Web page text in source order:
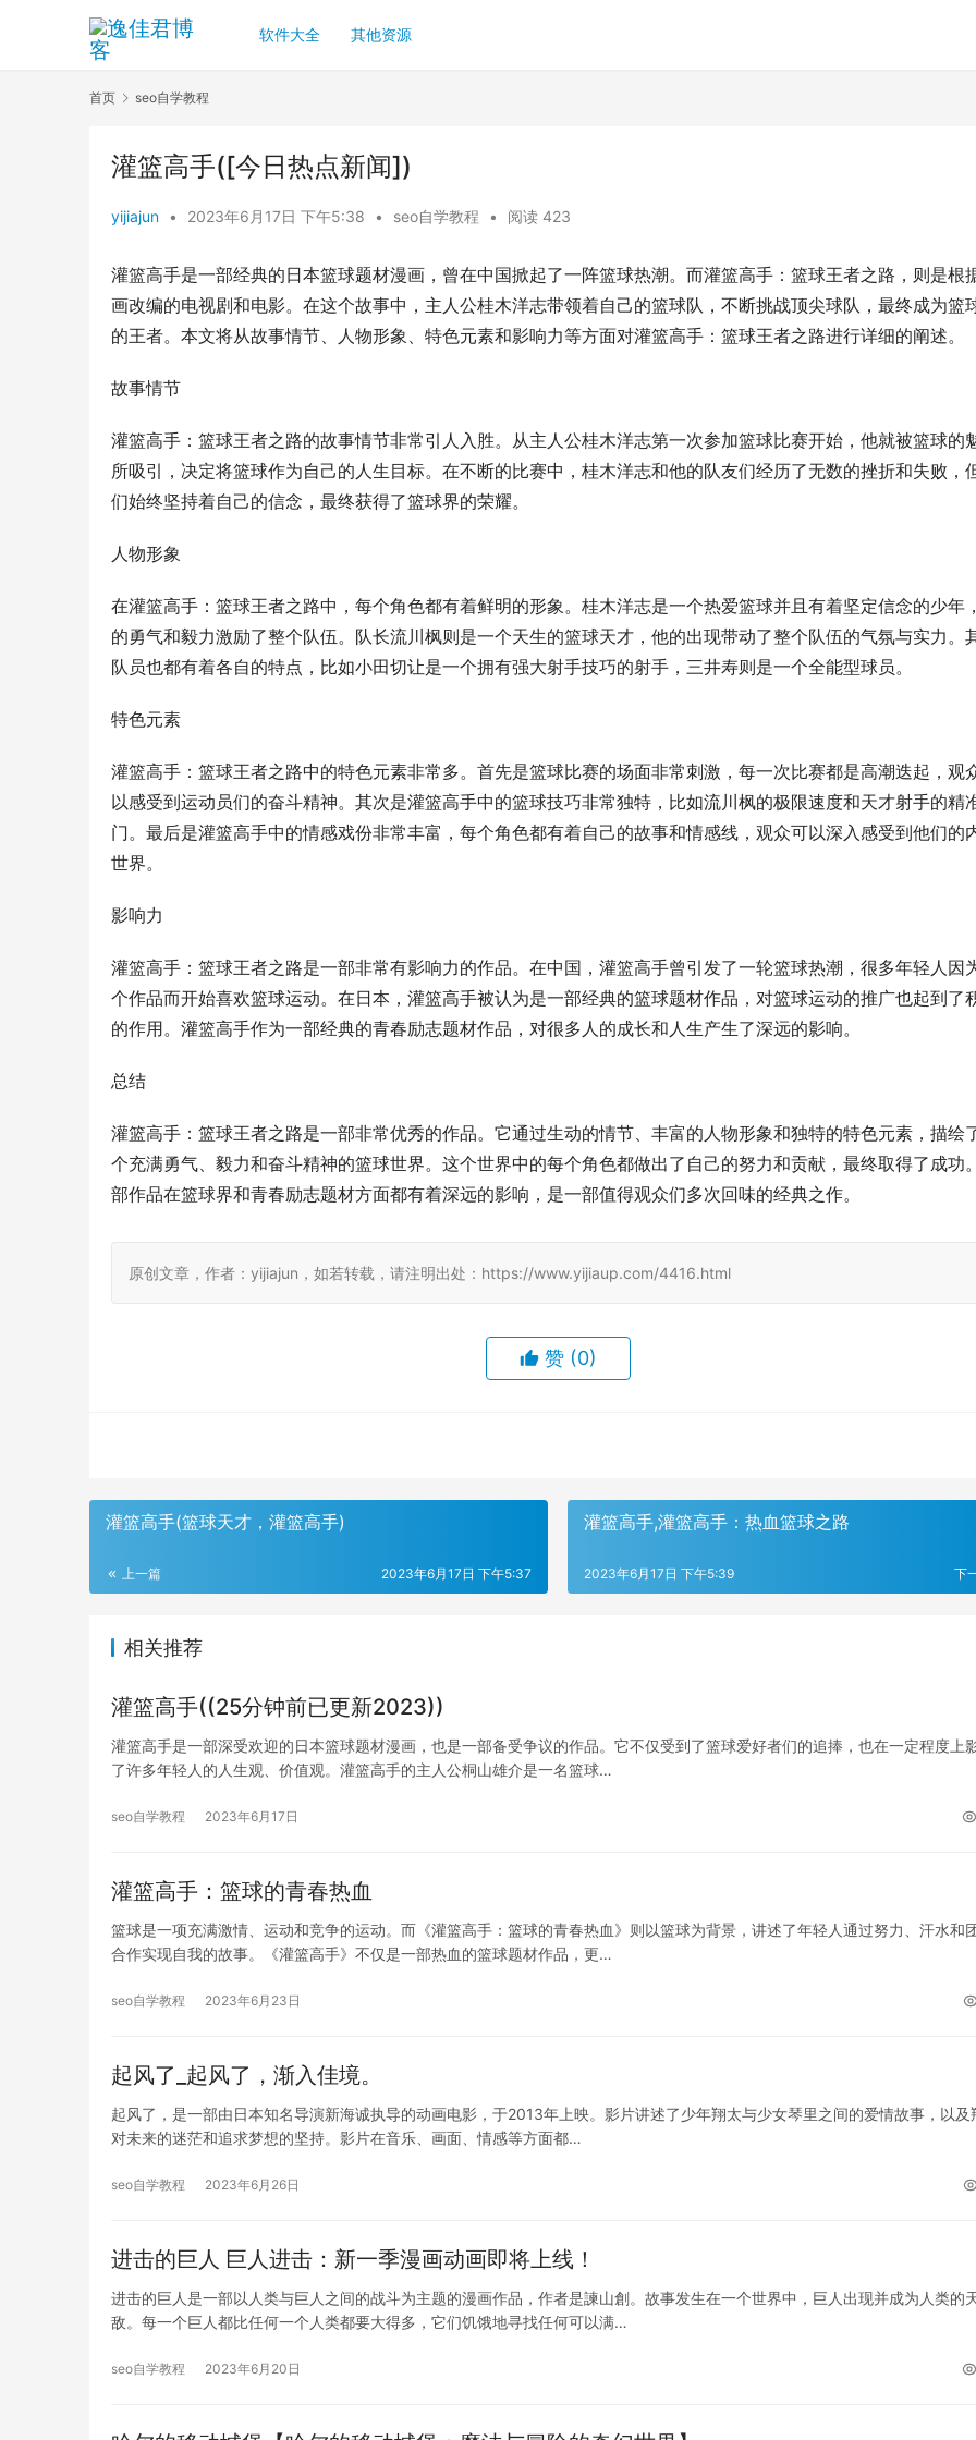
软件大全 其他资源
首页 seo自学教程
灌篮高手([今日热点新闻])
yijiajun • 2023年6月17日 下午5:38 • seo自学教程 • 阅读 423
灌篮高手是一部经典的日本篮球题材漫画，曾在中国掀起了一阵篮球热潮。而灌篮高手：篮球王者之路，则是根
画改编的电视剧和电影。在这个故事中，主人公桂木洋志带领着自己的篮球队，不断挑战顶尖球队，最终成为篮
的王者。本文将从故事情节、人物形象、特色元素和影响力等方面对灌篮高手：篮球王者之路进行详细的阐述。
故事情节
灌篮高手：篮球王者之路的故事情节非常引人入胜。从主人公桂木洋志第一次参加篮球比赛开始，他就被篮球的
所吸引，决定将篮球作为自己的人生目标。在不断的比赛中，桂木洋志和他的队友们经历了无数的挫折和失败，
们始终坚持着自己的信念，最终获得了篮球界的荣耀。
人物形象
在灌篮高手：篮球王者之路中，每个角色都有着鲜明的形象。桂木洋志是一个热爱篮球并且有着坚定信念的少年
的勇气和毅力激励了整个队伍。队长流川枫则是一个天生的篮球天才，他的出现带动了整个队伍的气氛与实力。
队员也都有着各自的特点，比如小田切让是一个拥有强大射手技巧的射手，三井寿则是一个全能型球员。
特色元素
灌篮高手：篮球王者之路中的特色元素非常多。首先是篮球比赛的场面非常刺激，每一次比赛都是高潮迭起，观
以感受到运动员们的奋斗精神。其次是灌篮高手中的篮球技巧非常独特，比如流川枫的极限速度和天才射手的精
门。最后是灌篮高手中的情感戏份非常丰富，每个角色都有着自己的故事和情感线，观众可以深入感受到他们的
世界。
影响力
灌篮高手：篮球王者之路是一部非常有影响力的作品。在中国，灌篮高手曾引发了一轮篮球热潮，很多年轻人因
个作品而开始喜欢篮球运动。在日本，灌篮高手被认为是一部经典的篮球题材作品，对篮球运动的推广也起到了
的作用。灌篮高手作为一部经典的青春励志题材作品，对很多人的成长和人生产生了深远的影响。
总结
灌篮高手：篮球王者之路是一部非常优秀的作品。它通过生动的情节、丰富的人物形象和独特的特色元素，描绘
个充满勇气、毅力和奋斗精神的篮球世界。这个世界中的每个角色都做出了自己的努力和贡献，最终取得了成功
部作品在篮球界和青春励志题材方面都有着深远的影响，是一部值得观众们多次回味的经典之作。
原创文章，作者：yijiajun，如若转载，请注明出处：https://www.yijiaup.com/4416.html
赞 (0)
灌篮高手(篮球天才，灌篮高手)
上一篇 2023年6月17日 下午5:37
灌篮高手,灌篮高手：热血篮球之路
下
2023年6月17日 下午5:39
相关推荐
灌篮高手((25分钟前已更新2023))
灌篮高手是一部深受欢迎的日本篮球题材漫画，也是一部备受争议的作品。它不仅受到了篮球爱好者们的追捧，也在一定程度上
了许多年轻人的人生观、价值观。灌篮高手的主人公桐山雄介是一名篮球…
seo自学教程 2023年6月17日
灌篮高手：篮球的青春热血
篮球是一项充满激情、运动和竞争的运动。而《灌篮高手：篮球的青春热血》则以篮球为背景，讲述了年轻人通过努力、汗水和
合作实现自我的故事。《灌篮高手》不仅是一部热血的篮球题材作品，更…
seo自学教程 2023年6月23日
起风了_起风了，渐入佳境。
起风了，是一部由日本知名导演新海诚执导的动画电影，于2013年上映。影片讲述了少年翔太与少女琴里之间的爱情故事，以及
对未来的迷茫和追求梦想的坚持。影片在音乐、画面、情感等方面都…
seo自学教程 2023年6月26日
进击的巨人 巨人进击：新一季漫画动画即将上线！
进击的巨人是一部以人类与巨人之间的战斗为主题的漫画作品，作者是諫山創。故事发生在一个世界中，巨人出现并成为人类的
敌。每一个巨人都比任何一个人类都要大得多，它们饥饿地寻找任何可以满…
seo自学教程 2023年6月20日